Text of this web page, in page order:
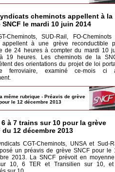
cheminots appellent à la
SNCF le mardi 10 juin 2014
Cheminots, SUD-Rail, FO-Cheminots
appellent à une grève reconductible
de 24 heures à compter du mardi 10
19 heures. Les cheminots de la
des orientations du projet de loi
ferroviaire, examiné ce-mois ci
même rubrique - Préavis de grève
le 12 décembre 2013
6 à 7 trains sur 10 pour la grève
du 12 décembre 2013
CGT-Cheminots, UNSA et Sud-
un préavis de grève SNCF pour le
2013. La SNCF prévoit en
10, 6 TER et Transilien sur 10,